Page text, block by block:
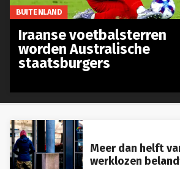
Meer dan helft
werklozen
BUITENLAND
Iraanse voetbalsterren
worden Australische
staatsburgers